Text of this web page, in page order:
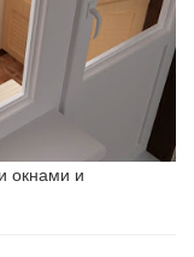
окнами и